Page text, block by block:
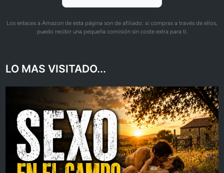
Los enlaces a Amazon de esta página son de afiliado: si compras a través de ellos,
puedo recibir una pequeña comisión sin coste extra para ti.
LO MAS VISITADO...